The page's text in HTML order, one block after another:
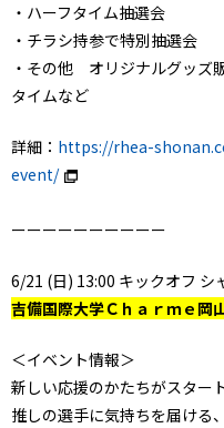
・ハーフタイム抽選会
・チラシ持参で特別抽選会
・その他 オリジナルグッズ
タイムなど
詳細： https://rhea-
event/
ーーーーーーーーーー
6/21 (日) 13:00 キックオフ シ
吉備国際大学Ｃｈａｒｍｅ
＜イベント情報＞
新しい応援のかたちがスター
推しの選手に気持ちを届ける